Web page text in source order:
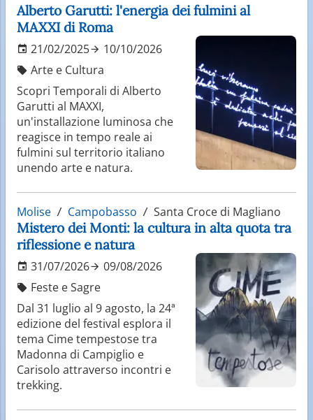
Alberto Garutti: l'energia dei fulmini al
MAXXI di Roma
21/02/2025
10/10/2026
Arte e Cultura
Scopri Temporali di Alberto
Garutti al MAXXI,
un'installazione luminosa che
reagisce in tempo reale ai
fulmini sul territorio italiano
unendo arte e natura.
Molise Campobasso Santa Croce di Magliano
Mistero dei Monti: la cultura in alta quota tra
riflessione e natura
31/07/2026
09/08/2026
Feste e Sagre
Dal 31 luglio al 9 agosto, la 24ª
edizione del festival esplora il
tema Cime tempestose tra
Madonna di Campiglio e
Carisolo attraverso incontri e
trekking.